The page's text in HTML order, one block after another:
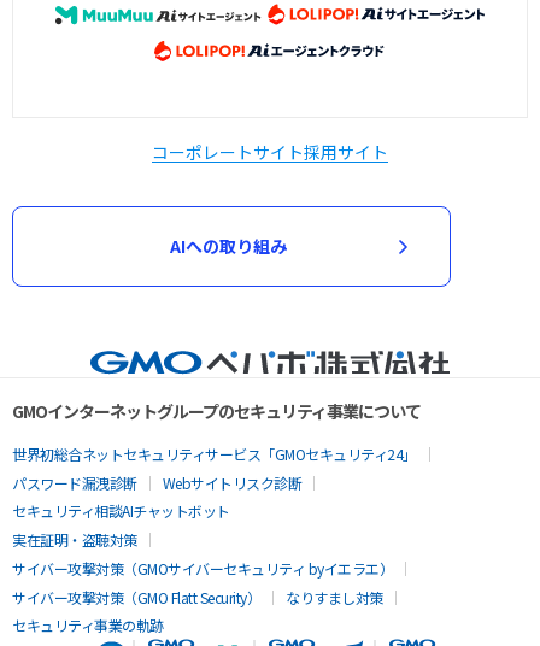
コーポレートサイト採用サイト
AIへの取り組み
GMOインターネットグループのセキュリティ事業について
世界初総合ネットセキュリティサービス「GMOセキュリティ24」
パスワード漏洩診断
Webサイトリスク診断
セキュリティ相談AIチャットボット
実在証明・盗聴対策
サイバー攻撃対策（GMOサイバーセキュリティ byイエラエ）
サイバー攻撃対策（GMO Flatt Security）
なりすまし対策
セキュリティ事業の軌跡